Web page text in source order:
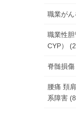
職業が
職業性胆
CYP）
脊髄損
腰痛 頚
系障害